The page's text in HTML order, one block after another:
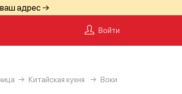
адрес →
Войти
Китайская кухня Воки